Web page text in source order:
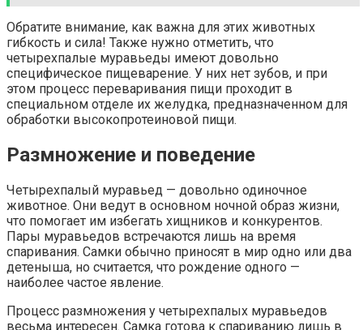
Обратите внимание, как важна для этих животных
гибкость и сила! Также нужно отметить, что
четырехпалые муравьеды имеют довольно
специфическое пищеварение. У них нет зубов, и при
этом процесс переваривания пищи проходит в
специальном отделе их желудка, предназначенном для
обработки высокопротеиновой пищи.
Размножение и поведение
Четырехпалый муравьед — довольно одиночное
животное. Они ведут в основном ночной образ жизни,
что помогает им избегать хищников и конкурентов.
Пары муравьедов встречаются лишь на время
спаривания. Самки обычно приносят в мир одно или два
детеныша, но считается, что рождение одного —
наиболее частое явление.
Процесс размножения у четырехпалых муравьедов
весьма интересен. Самка готова к спариванию лишь в